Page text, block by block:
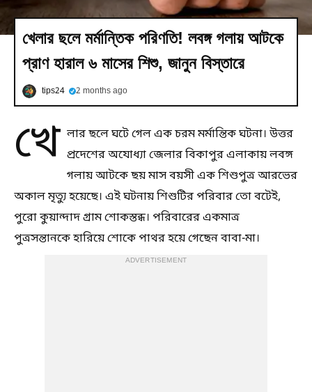
খেলার ছলে মর্মান্তিক পরিণতি! লবঙ্গ গলায় আটকে
প্রাণ হারাল ৬ মাসের শিশু, জানুন বিস্তারে
tips24 2 months ago
খে লার ছলে ঘটে গেল এক চরম মর্মান্তিক ঘটনা। উত্তর
প্রদেশের অযোধ্যা জেলার বিকাপুর এলাকায় লবঙ্গ
গলায় আটকে ছয় মাস বয়সী এক শিশুপুত্র আরভের
অকাল মৃত্যু হয়েছে। এই ঘটনায় শিশুটির পরিবার তো বটেই,
পুরো কুয়ান্দাদ গ্রাম শোকস্তব্ধ। পরিবারের একমাত্র
পুত্রসন্তানকে হারিয়ে শোকে পাথর হয়ে গেছেন বাবা-মা।
ADVERTISEMENT